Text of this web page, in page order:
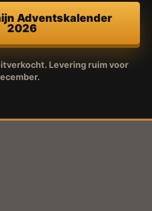
Adventskalender
2026
Levering ruim voor